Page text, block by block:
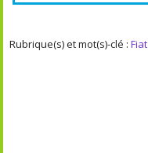
Rubrique(s) et mot(s)-clé :Fiat